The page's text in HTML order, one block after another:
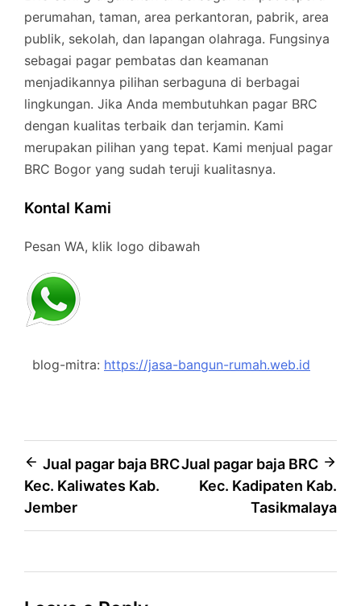
perumahan, taman, area perkantoran, pabrik, area
publik, sekolah, dan lapangan olahraga. Fungsinya
sebagai pagar pembatas dan keamanan
menjadikannya pilihan serbaguna di berbagai
lingkungan. Jika Anda membutuhkan pagar BRC
dengan kualitas terbaik dan terjamin. Kami
merupakan pilihan yang tepat. Kami menjual pagar
BRC Bogor yang sudah teruji kualitasnya.
Kontal Kami
Pesan WA, klik logo dibawah
blog-mitra: https://jasa-bangun-rumah.web.id
Post
navigation
Jual pagar baja BRC
Kec. Kaliwates Kab.
Jember
Jual pagar baja BRC
Kec. Kadipaten Kab.
Tasikmalaya